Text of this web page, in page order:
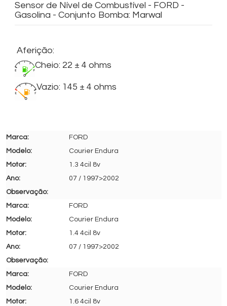
Sensor de Nível de Combustível - FORD -
Gasolina - Conjunto Bomba: Marwal
Aferição:
Cheio: 22 ± 4 ohms
Vazio: 145 ± 4 ohms
FORD
Courier Endura
1.3 4cil 8v
07 / 1997>2002
FORD
Courier Endura
1.4 4cil 8v
07 / 1997>2002
FORD
Courier Endura
1.6 4cil 8v